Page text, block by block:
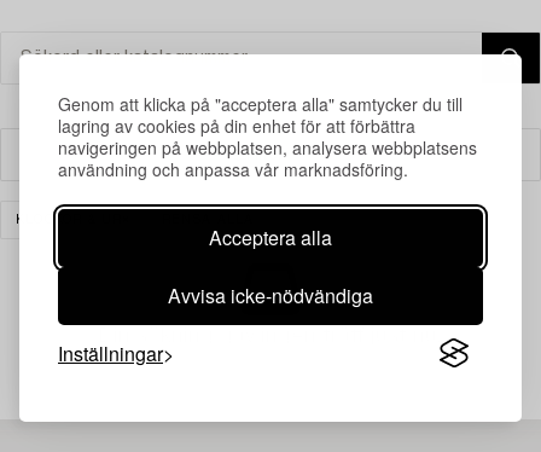
Genom att klicka på "acceptera alla" samtycker du till
lagring av cookies på din enhet för att förbättra
navigeringen på webbplatsen, analysera webbplatsens
användning och anpassa vår marknadsföring.
Acceptera alla
Avvisa icke-nödvändiga
Inställningar
Filter
KLOCKOR & UR